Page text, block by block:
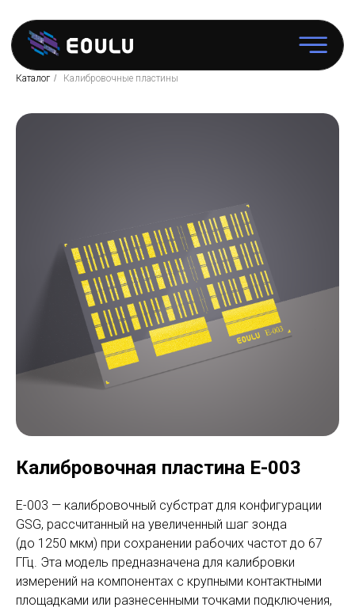
Аксессуары
Зондовые
Каталог / Калибровочные пластины
Калибровочная пластина E-003
E-003 — калибровочный субстрат для конфигурации
GSG, рассчитанный на увеличенный шаг зонда
(до 1250 мкм) при сохранении рабочих частот до 67
ГГц​. Эта модель предназначена для калибровки
измерений на компонентах с крупными контактными
площадками или разнесенными точками подключения,